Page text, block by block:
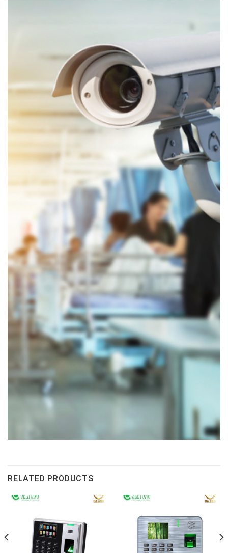
RELATED PRODUCTS